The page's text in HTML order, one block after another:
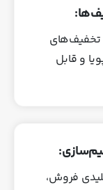
تخفیف‌های
و قابل
فروش،